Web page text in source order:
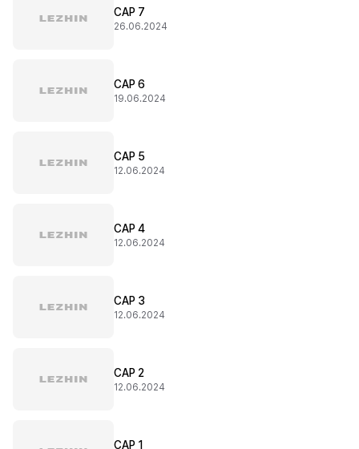
CAP 7
26.06.2024
CAP 6
19.06.2024
CAP 5
12.06.2024
CAP 4
12.06.2024
CAP 3
12.06.2024
CAP 2
12.06.2024
CAP 1